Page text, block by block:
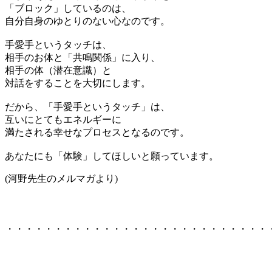
「ブロック」しているのは、
自分自身のゆとりのない心なのです。
手愛手というタッチは、
相手のお体と「共鳴関係」に入り、
相手の体（潜在意識）と
対話をすることを大切にします。
だから、「手愛手というタッチ」は、
互いにとてもエネルギーに
満たされる幸せなプロセスとなるのです。
あなたにも「体験」してほしいと願っています。
(河野先生のメルマガより)
・・・・・・・・・・・・・・・・・・・・・・・・・・